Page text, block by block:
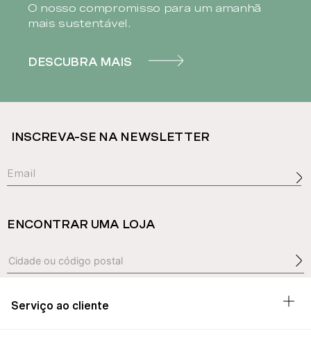
O nosso compromisso para um amanhã
mais sustentável.
DESCUBRA MAIS
INSCREVA-SE NA NEWSLETTER
ENCONTRAR UMA LOJA
Serviço ao cliente